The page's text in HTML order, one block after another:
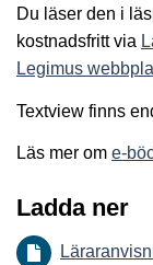
Du läser den i
kostnadsfritt via
Legimus
Textview finns
Läs mer om e-
Ladda ner